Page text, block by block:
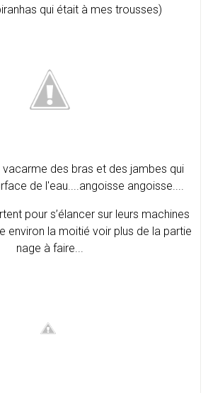
qui était à mes trousses)
vacarme des bras et des jambes qui
de l'eau....angoisse angoisse....
pour s’élancer sur leurs machines
environ la moitié voir plus de la partie
nage à faire...